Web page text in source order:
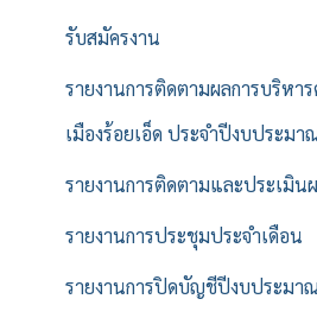
รับสมัครงาน
รายงานการติดตามผลการบริหา
เมืองร้อยเอ็ด ประจำปีงบประมา
รายงานการติดตามและประเมิ
รายงานการประชุมประจำเดือน
รายงานการปิดบัญชีปีงบประมาณ